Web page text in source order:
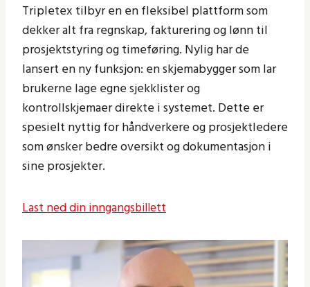
Tripletex tilbyr en en fleksibel plattform som
dekker alt fra regnskap, fakturering og lønn til
prosjektstyring og timeføring. Nylig har de
lansert en ny funksjon: en skjemabygger som lar
brukerne lage egne sjekklister og
kontrollskjemaer direkte i systemet. Dette er
spesielt nyttig for håndverkere og prosjektledere
som ønsker bedre oversikt og dokumentasjon i
sine prosjekter.
Last ned din inngangsbillett